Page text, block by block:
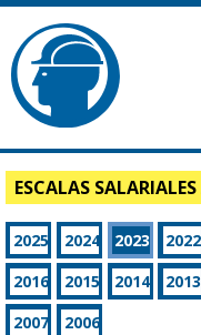
ESCALAS
2025 2024 2023 2022
2016
2015 2014 2013
2007
2006